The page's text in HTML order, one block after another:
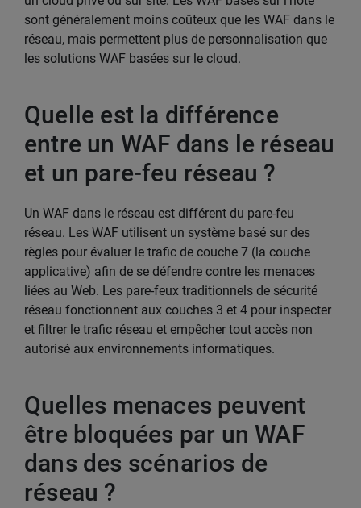
sont généralement moins coûteux que les WAF dans le
réseau, mais permettent plus de personnalisation que
les solutions WAF basées sur le cloud.
Quelle est la différence
entre un WAF dans le réseau
et un pare-feu réseau ?
Un WAF dans le réseau est différent du pare-feu
réseau. Les WAF utilisent un système basé sur des
règles pour évaluer le trafic de couche 7 (la couche
applicative) afin de se défendre contre les menaces
liées au Web. Les pare-feux traditionnels de sécurité
réseau fonctionnent aux couches 3 et 4 pour inspecter
et filtrer le trafic réseau et empêcher tout accès non
autorisé aux environnements informatiques.
Quelles menaces peuvent
être bloquées par un WAF
dans des scénarios de
réseau ?